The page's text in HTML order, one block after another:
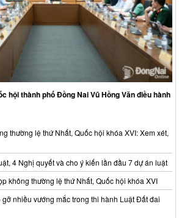
hội thành phố Đồng Nai Vũ Hồng Văn điều hành
thường lệ thứ Nhất, Quốc hội khóa XVI: Xem xét,
4 Nghị quyết và cho ý kiến lần đầu 7 dự án luật
không thường lệ thứ Nhất, Quốc hội khóa XVI
nhiều vướng mắc trong thi hành Luật Đất đai